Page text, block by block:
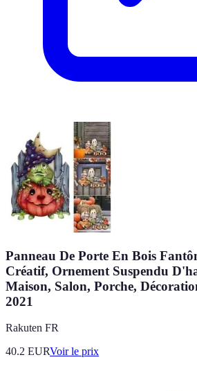
Panneau De Porte En Bois
Créatif, Ornement Suspendu
Maison, Salon, Porche,
2021
Rakuten FR
40.2 EURVoir le prix